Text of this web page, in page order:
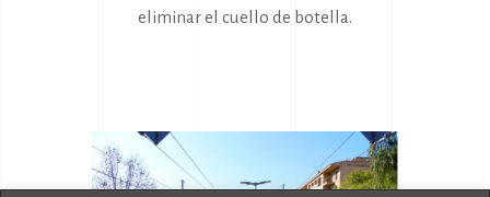
eliminar el cuello de botella.